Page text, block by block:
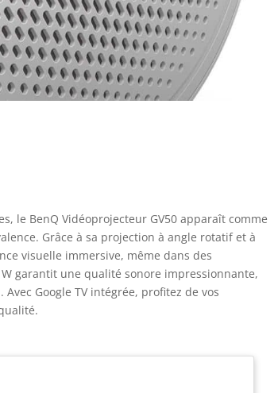
le BenQ Vidéoprojecteur GV50 apparaît comme
Grâce à sa projection à angle rotatif et à
visuelle immersive, même dans des
garantit une qualité sonore impressionnante,
Google TV intégrée, profitez de vos